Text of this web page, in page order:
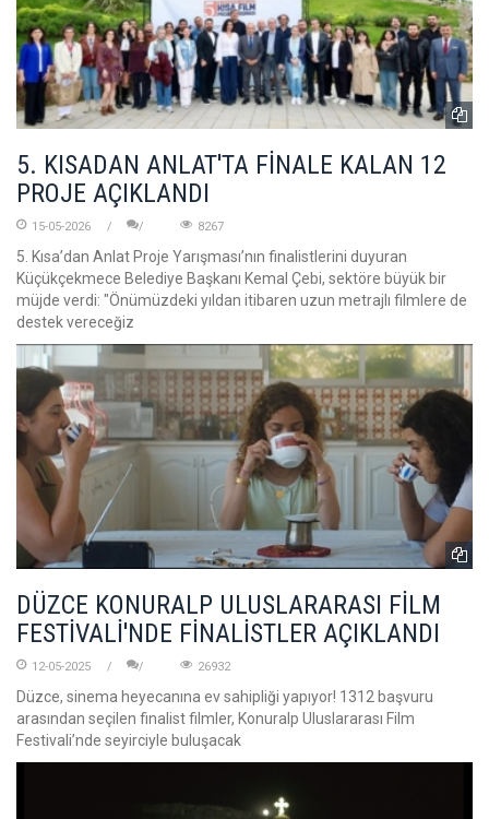
5. KISADAN ANLAT'TA FİNALE KALAN 12
PROJE AÇIKLANDI
15-05-2026 8267
5. Kısa’dan Anlat Proje Yarışması’nın finalistlerini duyuran
Küçükçekmece Belediye Başkanı Kemal Çebi, sektöre büyük bir
müjde verdi: "Önümüzdeki yıldan itibaren uzun metrajlı filmlere de
destek vereceğiz
DÜZCE KONURALP ULUSLARARASI FİLM
FESTİVALİ'NDE FİNALİSTLER AÇIKLANDI
12-05-2025 26932
Düzce, sinema heyecanına ev sahipliği yapıyor! 1312 başvuru
arasından seçilen finalist filmler, Konuralp Uluslararası Film
Festivali’nde seyirciyle buluşacak